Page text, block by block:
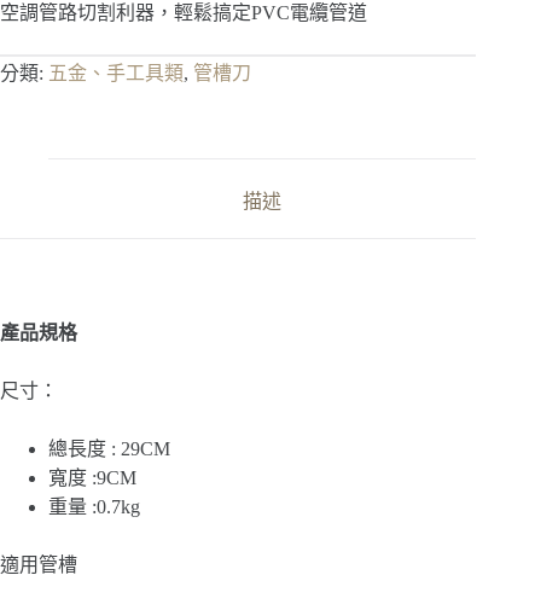
空調管路切割利器，輕鬆搞定PVC電纜管道
分類: 五金、手工具類, 管槽刀
描述
產品規格
尺寸：
總長度 : 29CM
寬度 :9CM
重量 :0.7kg
適用管槽